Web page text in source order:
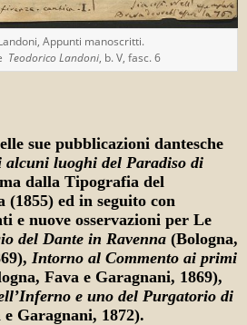
Appunti manoscritti.
Teodorico Landoni, b. V, fasc. 6
sue pubblicazioni dantesche
alcuni luoghi del Paradiso di
dalla Tipografia del
(1855) ed in seguito con
e nuove osservazioni per Le
del Dante in Ravenna (Bologna,
Intorno al Commento ai primi
Fava e Garagnani, 1869),
e uno del Purgatorio di
Garagnani, 1872).